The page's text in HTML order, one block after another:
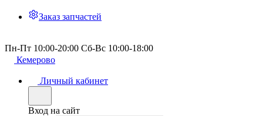
Заказ запчастей
Пн-Пт 10:00-20:00 Сб-Вс 10:00-18:00
Кемерово
Личный кабинет
Вход на сайт